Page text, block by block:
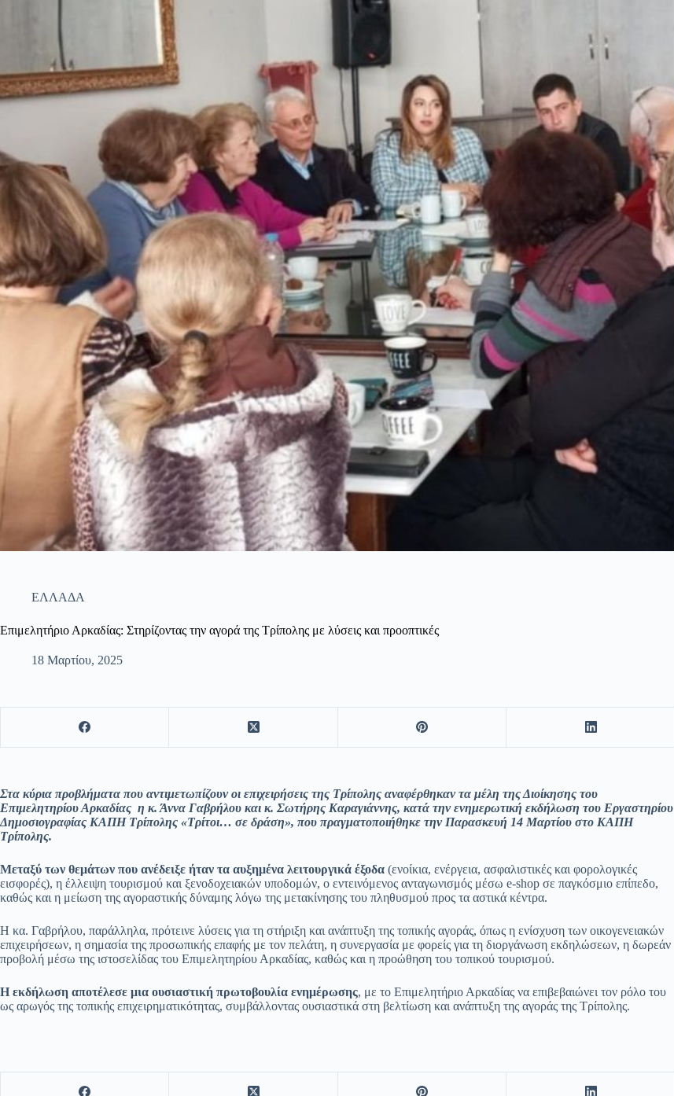
ΕΛΛΑΔΑ
Επιμελητήριο Αρκαδίας: Στηρίζοντας την αγορά της Τρίπολης με λύσεις και προοπτικές
18 Μαρτίου, 2025
Στα κύρια προβλήματα που αντιμετωπίζουν οι επιχειρήσεις της Τρίπολης αναφέρθηκαν τα μέλη της Διοίκησης του
Επιμελητηρίου Αρκαδίας η κ. Άννα Γαβρήλου και κ. Σωτήρης Καραγιάννης, κατά την ενημερωτική εκδήλωση του Εργαστηρίου
Δημοσιογραφίας ΚΑΠΗ Τρίπολης «Τρίτοι… σε δράση», που πραγματοποιήθηκε την Παρασκευή 14 Μαρτίου στο ΚΑΠΗ
Τρίπολης.
Μεταξύ των θεμάτων που ανέδειξε ήταν τα αυξημένα λειτουργικά έξοδα (ενοίκια, ενέργεια, ασφαλιστικές και φορολογικές
εισφορές), η έλλειψη τουρισμού και ξενοδοχειακών υποδομών, ο εντεινόμενος ανταγωνισμός μέσω e-shop σε παγκόσμιο επίπεδο,
καθώς και η μείωση της αγοραστικής δύναμης λόγω της μετακίνησης του πληθυσμού προς τα αστικά κέντρα.
Η κα. Γαβρήλου, παράλληλα, πρότεινε λύσεις για τη στήριξη και ανάπτυξη της τοπικής αγοράς, όπως η ενίσχυση των οικογενειακών
επιχειρήσεων, η σημασία της προσωπικής επαφής με τον πελάτη, η συνεργασία με φορείς για τη διοργάνωση εκδηλώσεων, η δωρεάν
προβολή μέσω της ιστοσελίδας του Επιμελητηρίου Αρκαδίας, καθώς και η προώθηση του τοπικού τουρισμού.
Η εκδήλωση αποτέλεσε μια ουσιαστική πρωτοβουλία ενημέρωσης, με το Επιμελητήριο Αρκαδίας να επιβεβαιώνει τον ρόλο του
ως αρωγός της τοπικής επιχειρηματικότητας, συμβάλλοντας ουσιαστικά στη βελτίωση και ανάπτυξη της αγοράς της Τρίπολης.